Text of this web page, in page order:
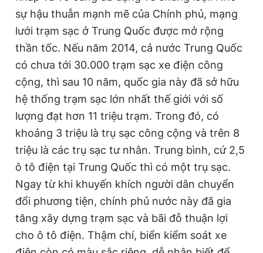
sự hậu thuẫn mạnh mẽ của Chính phủ, mạng
lưới trạm sạc ở Trung Quốc được mở rộng
thần tốc. Nếu năm 2014, cả nước Trung Quốc
có chưa tới 30.000 trạm sạc xe điện công
cộng, thì sau 10 năm, quốc gia này đã sở hữu
hệ thống trạm sạc lớn nhất thế giới với số
lượng đạt hơn 11 triệu trạm. Trong đó, có
khoảng 3 triệu là trụ sạc công cộng và trên 8
triệu là các trụ sạc tư nhân. Trung bình, cứ 2,5
ô tô điện tại Trung Quốc thì có một trụ sạc.
Ngay từ khi khuyến khích người dân chuyển
đổi phương tiện, chính phủ nước này đã gia
tăng xây dựng trạm sạc và bãi đỗ thuận lợi
cho ô tô điện. Thậm chí, biển kiểm soát xe